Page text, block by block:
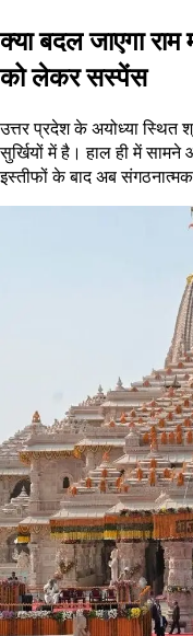
क्या बदल जाएगा
को लेकर सस्पेंस
उत्तर प्रदेश के अयोध्या स्थित
सुर्खियों में है। हाल ही में
इस्तीफों के बाद अब